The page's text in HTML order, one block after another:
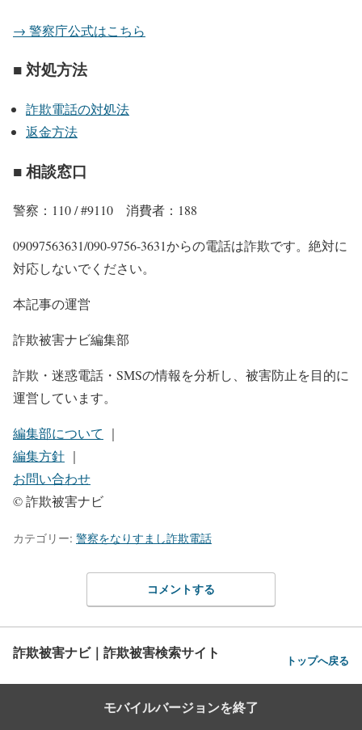
→ 警察庁公式はこちら
■ 対処方法
詐欺電話の対処法
返金方法
■ 相談窓口
警察：110 / #9110 消費者：188
09097563631/090-9756-3631からの電話は詐欺です。絶対に
対応しないでください。
本記事の運営
詐欺被害ナビ編集部
詐欺・迷惑電話・SMSの情報を分析し、被害防止を目的に
運営しています。
編集部について ｜
編集方針 ｜
お問い合わせ
© 詐欺被害ナビ
カテゴリー: 警察をなりすまし詐欺電話
コメントする
詐欺被害ナビ｜詐欺被害検索サイト トップへ戻る
モバイルバージョンを終了